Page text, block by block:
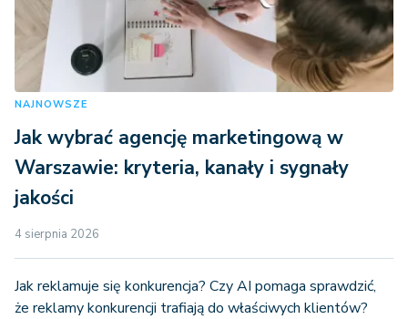
NAJNOWSZE
Jak wybrać agencję marketingową w
Warszawie: kryteria, kanały i sygnały
jakości
4 sierpnia 2026
Jak reklamuje się konkurencja? Czy AI pomaga sprawdzić,
że reklamy konkurencji trafiają do właściwych klientów?